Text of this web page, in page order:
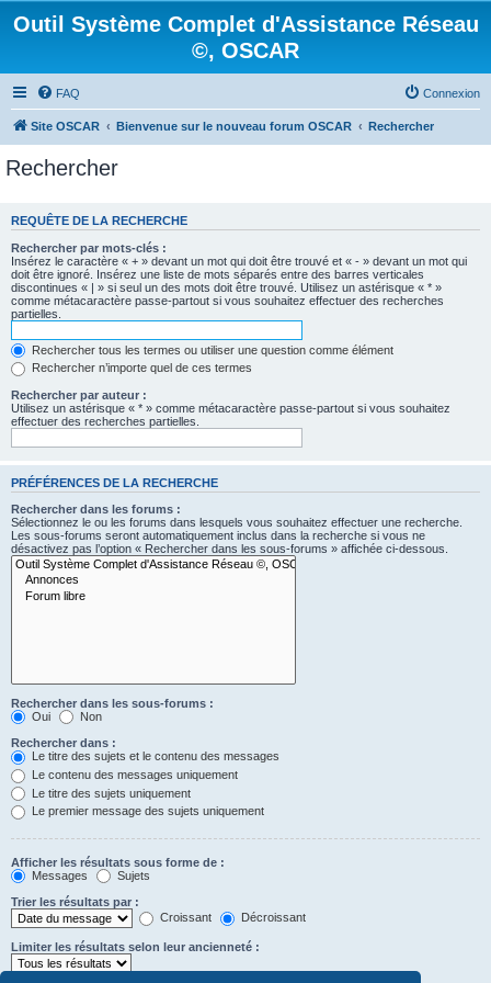
Outil Système Complet d'Assistance Réseau
©, OSCAR
FAQ Connexion
Site OSCAR Bienvenue sur le nouveau forum OSCAR Rechercher
Rechercher
REQUÊTE DE LA RECHERCHE
Rechercher par mots-clés :
Insérez le caractère « + » devant un mot qui doit être trouvé et « - » devant un mot qui
doit être ignoré. Insérez une liste de mots séparés entre des barres verticales
discontinues « | » si seul un des mots doit être trouvé. Utilisez un astérisque « * »
comme métacaractère passe-partout si vous souhaitez effectuer des recherches
partielles.
Rechercher tous les termes ou utiliser une question comme élément
Rechercher n’importe quel de ces termes
Rechercher par auteur :
Utilisez un astérisque « * » comme métacaractère passe-partout si vous souhaitez
effectuer des recherches partielles.
PRÉFÉRENCES DE LA RECHERCHE
Rechercher dans les forums :
Sélectionnez le ou les forums dans lesquels vous souhaitez effectuer une recherche.
Les sous-forums seront automatiquement inclus dans la recherche si vous ne
désactivez pas l’option « Rechercher dans les sous-forums » affichée ci-dessous.
Rechercher dans les sous-forums :
Oui
Non
Rechercher dans :
Le titre des sujets et le contenu des messages
Le contenu des messages uniquement
Le titre des sujets uniquement
Le premier message des sujets uniquement
Afficher les résultats sous forme de :
Messages
Sujets
Trier les résultats par :
Croissant
Décroissant
Limiter les résultats selon leur ancienneté :